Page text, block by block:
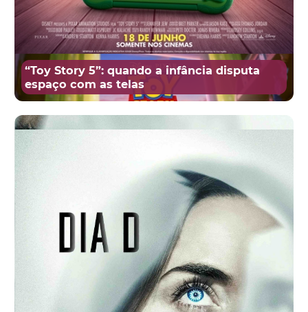
“Toy Story 5”: quando a infância disputa
espaço com as telas